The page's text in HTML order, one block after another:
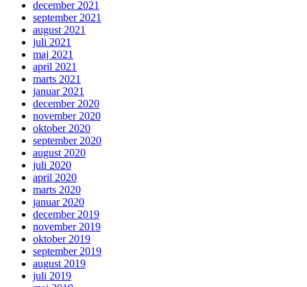
december 2021
september 2021
august 2021
juli 2021
maj 2021
april 2021
marts 2021
januar 2021
december 2020
november 2020
oktober 2020
september 2020
august 2020
juli 2020
april 2020
marts 2020
januar 2020
december 2019
november 2019
oktober 2019
september 2019
august 2019
juli 2019